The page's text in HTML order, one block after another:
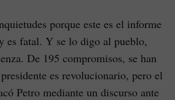
porque este es el informe
es fatal. Y se lo digo al pueblo,
De 195 compromisos, se han
es revolucionario, pero el
Petro mediante un discurso ante